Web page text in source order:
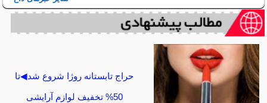
حراج تابستانه روژا شروع شد◀تا
50% تخفیف لوازم آرایشی